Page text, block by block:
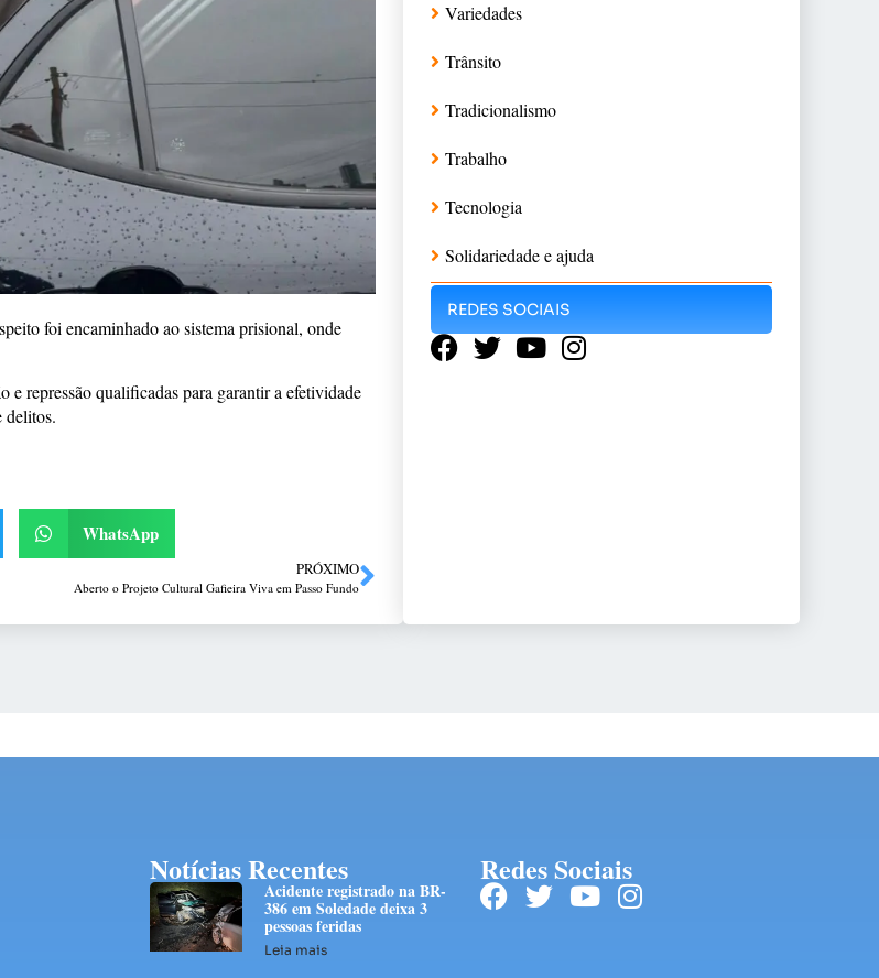
foi encaminhado ao sistema prisional, onde
repressão qualificadas para garantir a efetividade
delitos.
WhatsApp
PRÓXIMO
Aberto o Projeto Cultural Gafieira Viva em Passo Fundo
Variedades
Trânsito
Tradicionalismo
Trabalho
Tecnologia
Solidariedade e ajuda
REDES SOCIAIS
Notícias Recentes
Acidente registrado na BR-
386 em Soledade deixa 3
pessoas feridas
Leia mais
Redes Sociais